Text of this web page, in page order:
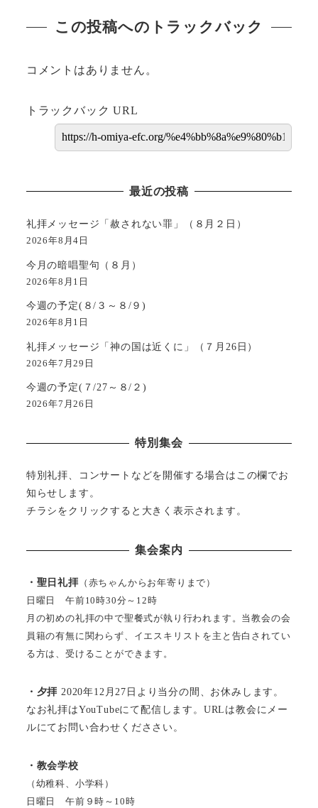
この投稿へのトラックバック
コメントはありません。
トラックバック URL
最近の投稿
礼拝メッセージ「赦されない罪」（８月２日）
2026年8月4日
今月の暗唱聖句（８月）
2026年8月1日
今週の予定(８/３～８/９)
2026年8月1日
礼拝メッセージ「神の国は近くに」（７月26日）
2026年7月29日
今週の予定(７/27～８/２)
2026年7月26日
特別集会
特別礼拝、コンサートなどを開催する場合はこの欄でお
知らせします。
チラシをクリックすると大きく表示されます。
集会案内
・聖日礼拝 （赤ちゃんからお年寄りまで）
日曜日 午前10時30分～12時
月の初めの礼拝の中で聖餐式が執り行われます。当教会の会
員籍の有無に関わらず、イエスキリストを主と告白されてい
る方は、受けることができます。
・夕拝 2020年12月27日より当分の間、お休みします。
なお礼拝はYouTubeにて配信します。URLは教会にメー
ルにてお問い合わせくだささい。
・教会学校
（幼稚科、小学科）
日曜日 午前９時～10時